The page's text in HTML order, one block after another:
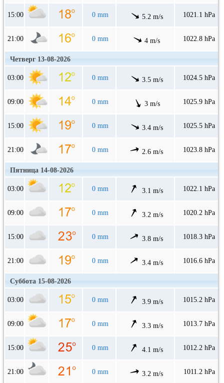
15:00 0 mm 5.2 m/s 1021.1 hPa
21:00 0 mm 4 m/s 1022.8 hPa
Четверг 13-08-2026
03:00 0 mm 3.5 m/s 1024.5 hPa
09:00 0 mm 3 m/s 1025.9 hPa
15:00 0 mm 3.4 m/s 1025.5 hPa
21:00 0 mm 2.6 m/s 1023.8 hPa
Пятница 14-08-2026
03:00 0 mm 3.1 m/s 1022.1 hPa
09:00 0 mm 3.2 m/s 1020.2 hPa
15:00 0 mm 3.8 m/s 1018.3 hPa
21:00 0 mm 3.4 m/s 1016.6 hPa
Суббота 15-08-2026
03:00 0 mm 3.9 m/s 1015.2 hPa
09:00 0 mm 3.3 m/s 1013.7 hPa
15:00 0 mm 4.1 m/s 1012.2 hPa
21:00 0 mm 3.2 m/s 1011.2 hPa